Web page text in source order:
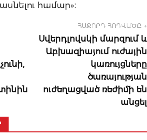
համար»։
ՀԱՋՈՐԴ ՀՈԴՎԱԾԸ →
Սվերդլովսկի մարզում և
Աբխազիայում ուժային
կառույցները
ծառայության
ուժեղացված ռեժիմի են
անցել